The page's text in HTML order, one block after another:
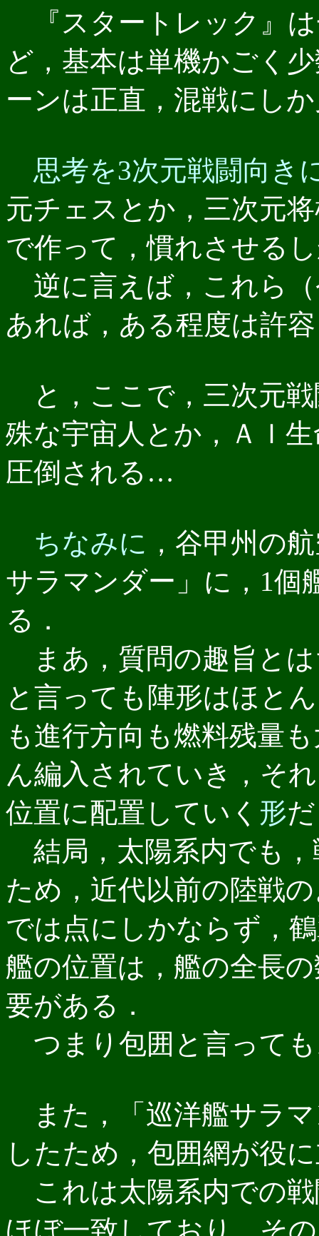
『スタートレック』
ど，基本は単機かごく
ーンは正直，混戦にし
思考を3次元戦闘向き
元チェスとか，三次元
で作って，慣れさせる
逆に言えば，これら
あれば，ある程度は許
と，ここで，三次元
殊な宇宙人とか，ＡＩ
圧倒される…
ちなみに ，谷甲州の
サラマンダー」に，1個
る．
まあ，質問の趣旨と
と言っても陣形はほと
も進行方向も燃料残量
ん編入されていき，そ
位置に配置していく 形
結局，太陽系内でも，
ため，近代以前の陸戦
では点にしかならず，
艦の位置は，艦の全長
要がある．
つまり包囲と言って
また，「巡洋艦サラ
したため，包囲網が役
これは太陽系内での